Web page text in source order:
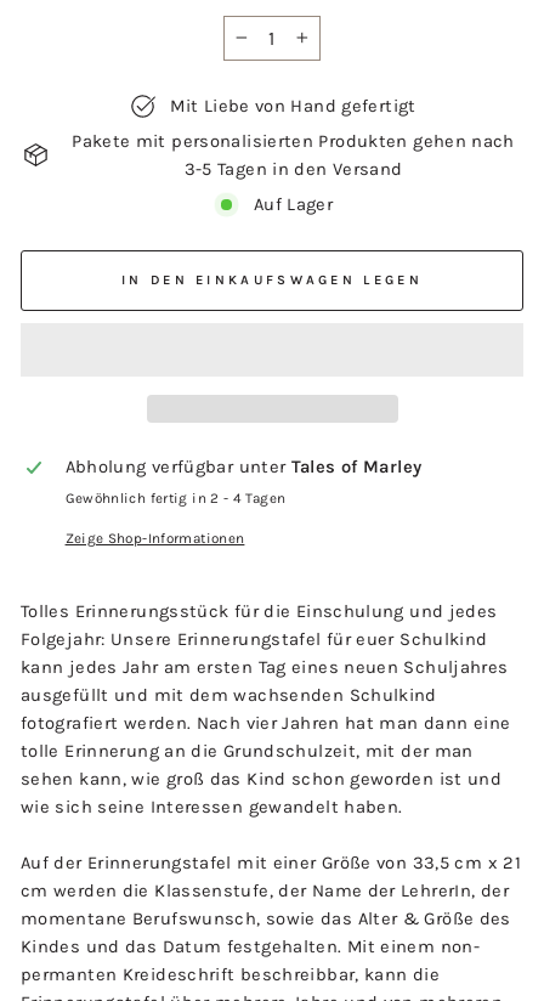
Mit Liebe von Hand gefertigt
Pakete mit personalisierten Produkten gehen nach
3-5 Tagen in den Versand
Auf Lager
IN DEN EINKAUFSWAGEN LEGEN
Abholung verfügbar unter Tales of Marley
Gewöhnlich fertig in 2 - 4 Tagen
Zeige Shop-Informationen
Tolles Erinnerungsstück für die Einschulung und jedes
Folgejahr: Unsere Erinnerungstafel für euer Schulkind
kann jedes Jahr am ersten Tag eines neuen Schuljahres
ausgefüllt und mit dem wachsenden Schulkind
fotografiert werden. Nach vier Jahren hat man dann eine
tolle Erinnerung an die Grundschulzeit, mit der man
sehen kann, wie groß das Kind schon geworden ist und
wie sich seine Interessen gewandelt haben.
Auf der Erinnerungstafel mit einer Größe von 33,5 cm x 21
cm werden die Klassenstufe, der Name der LehrerIn, der
momentane Berufswunsch, sowie das Alter & Größe des
Kindes und das Datum festgehalten. Mit einem non-
permanten Kreideschrift beschreibbar, kann die